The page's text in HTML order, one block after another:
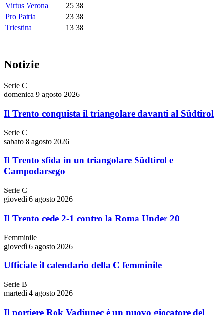
Virtus Verona
25 38
Pro Patria
23 38
Triestina
13 38
Notizie
Serie C
domenica 9 agosto 2026
Il Trento conquista il triangolare davanti al Südtirol
Serie C
sabato 8 agosto 2026
Il Trento sfida in un triangolare Südtirol e
Campodarsego
Serie C
giovedì 6 agosto 2026
Il Trento cede 2-1 contro la Roma Under 20
Femminile
giovedì 6 agosto 2026
Ufficiale il calendario della C femminile
Serie B
martedì 4 agosto 2026
Il portiere Rok Vadjunec è un nuovo giocatore del